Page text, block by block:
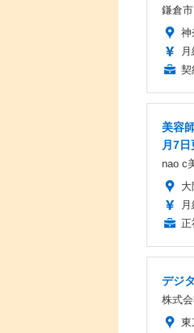
鎌倉市
神
契
美容
月7
nao c
大
正
デジ
株式
東